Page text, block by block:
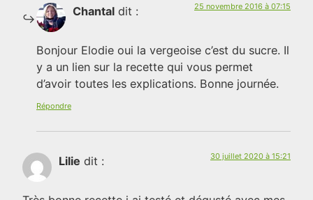
Chantal dit : 25 novembre 2016 à 07:15
Bonjour Elodie oui la vergeoise c’est du sucre. Il
y a un lien sur la recette qui vous permet
d’avoir toutes les explications. Bonne journée.
Répondre
Lilie dit : 30 juillet 2020 à 15:21